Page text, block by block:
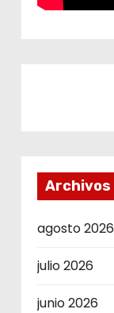
Archivos
agosto 2026
julio 2026
junio 2026